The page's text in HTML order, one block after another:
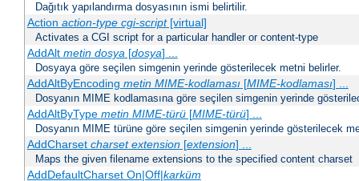
Dağıtık yapılandırma dosyasının ismi belirtilir.
Action action-type cgi-script[virtual]
Activates a CGI script for a particular handler or content-type
AddAlt metin dosya[dosya] ...
Dosyaya göre seçilen simgenin yerinde gösterilecek metni belirler.
AddAltByEncoding metin MIME-kodlaması[MIME-kodlaması] ...
Dosyanın MIME kodlamasına göre seçilen simgenin yerinde
AddAltByType metin MIME-türü[MIME-türü] ...
Dosyanın MIME türüne göre seçilen simgenin yerinde gösterilecek
AddCharset charset extension[extension] ...
Maps the given filename extensions to the specified content charset
AddDefaultCharset On|Off|karküm